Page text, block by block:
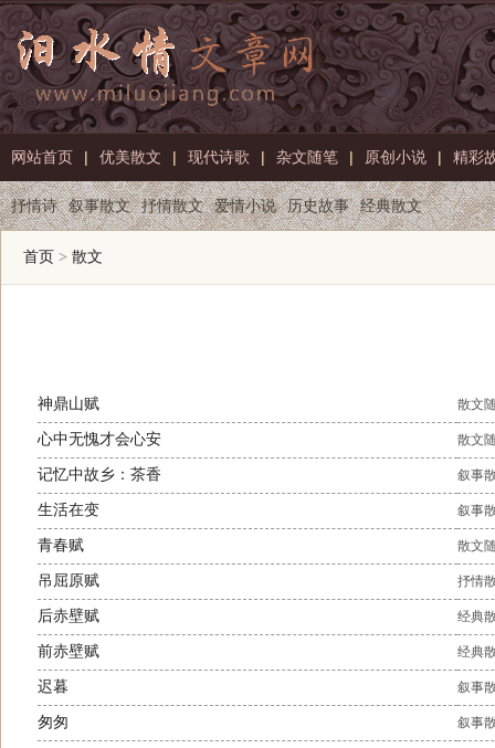
网站首页 | 优美散文 | 现代诗歌 | 杂文随笔 | 原创小说 | 精彩
抒情诗 叙事散文 抒情散文 爱情小说 历史故事 经典散文
首页 > 散文
神鼎山赋 散文
心中无愧才会心安 散文
记忆中故乡：茶香 叙事
生活在变 叙事
青春赋 散文
吊屈原赋 抒情
后赤壁赋 经典
前赤壁赋 经典
迟暮 叙事
匆匆 叙事